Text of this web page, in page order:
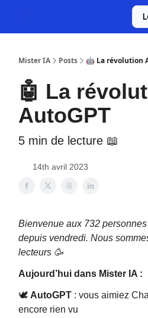
Mister IA Posts 🤖 La révolution
🤖 La
AutoGPT
5 min de lecture 📖
14th avril 2023
Bienvenue aux 732
depuis vendredi. Nous
lecteurs 🥳
Aujourd’hui dans Mister IA :
🕊 AutoGPT : vous aimiez
encore rien vu